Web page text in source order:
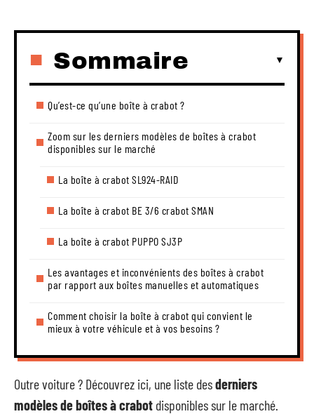
Sommaire
Qu’est-ce qu’une boîte à crabot ?
Zoom sur les derniers modèles de boîtes à crabot
disponibles sur le marché
La boîte à crabot SL924-RAID
La boîte à crabot BE 3/6 crabot SMAN
La boîte à crabot PUPPO SJ3P
Les avantages et inconvénients des boîtes à crabot
par rapport aux boîtes manuelles et automatiques
Comment choisir la boîte à crabot qui convient le
mieux à votre véhicule et à vos besoins ?
Outre voiture ? Découvrez ici, une liste desderniers
modèles de boîtes à crabot disponibles sur le marché.